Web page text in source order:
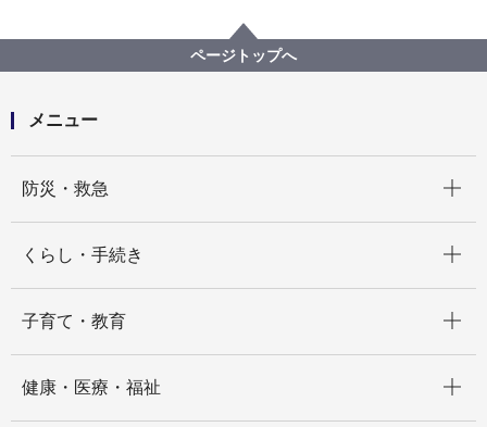
記者発表 2023年度
『箱根駅伝』の開催前に徒歩パトロール等を実施しま
す！
ページトップへ
メニュー
防災・救急
くらし・手続き
子育て・教育
健康・医療・福祉